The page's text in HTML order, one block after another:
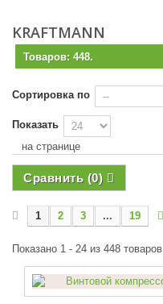
KRAFTMANN
Товаров: 448.
Сортировка по
Показать
на странице
Сравнить (0)
1 2 3 ... 19
Показано 1 - 24 из 448 товаров